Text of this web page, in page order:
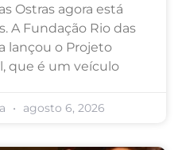
Ostras agora está
A Fundação Rio das
lançou o Projeto
que é um veículo
agosto 6, 2026